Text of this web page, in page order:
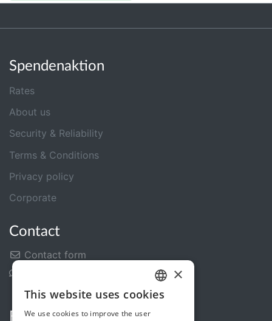
Spendenaktion
Rates
About us
Security & Reliability
Terms & Conditions
Privacy policy
Corporate
Contact
Contact form
Follow us
GERMAN
×
This website uses cookies
We use cookies to improve the user